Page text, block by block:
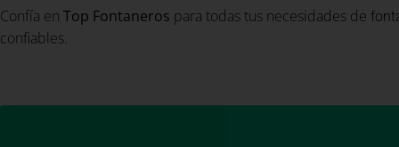
Confía en Top Fontaneros para todas tus necesidades de
confiables.